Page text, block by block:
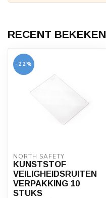
RECENT BEKEKEN
-22%
NORTH SAFETY
KUNSTSTOF
VEILIGHEIDSRUITEN
VERPAKKING 10
STUKS